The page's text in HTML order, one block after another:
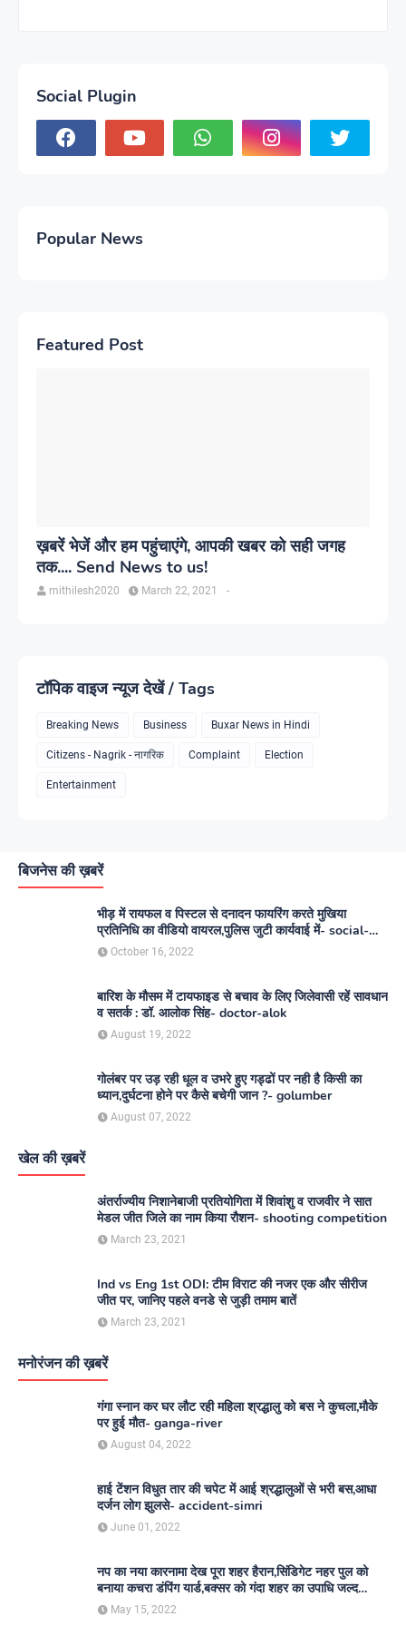
Social Plugin
Popular News
Featured Post
ख़बरें भेजें और हम पहुंचाएंगे, आपकी खबर को सही जगह
तक.... Send News to us!
mithilesh2020 -
March 22, 2021
टॉपिक वाइज न्यूज देखें / Tags
Breaking News Business Buxar News in Hindi
Citizens - Nagrik - नागरिक Complaint Election
Entertainment
बिजनेस की ख़बरें
भीड़ में रायफल व पिस्टल से दनादन फायरिंग करते मुखिया
प्रतिनिधि का वीडियो वायरल,पुलिस जुटी कार्यवाई में- social-
media
October 16, 2022
बारिश के मौसम में टायफाइड से बचाव के लिए जिलेवासी रहें सावधान
व सतर्क : डॉ. आलोक सिंह- doctor-alok
August 19, 2022
गोलंबर पर उड़ रही धूल व उभरे हुए गड्ढों पर नही है किसी का
ध्यान,दुर्घटना होने पर कैसे बचेगी जान ?- golumber
August 07, 2022
खेल की ख़बरें
अंतर्राज्यीय निशानेबाजी प्रतियोगिता में शिवांशु व राजवीर ने सात
मेडल जीत जिले का नाम किया रौशन- shooting competition
March 23, 2021
Ind vs Eng 1st ODI: टीम विराट की नजर एक और सीरीज
जीत पर, जानिए पहले वनडे से जुड़ी तमाम बातें
March 23, 2021
मनोरंजन की ख़बरें
गंगा स्नान कर घर लौट रही महिला श्रद्धालु को बस ने कुचला,मौके
पर हुई मौत- ganga-river
August 04, 2022
हाई टेंशन विधुत तार की चपेट में आई श्रद्धालुओं से भरी बस,आधा
दर्जन लोग झुलसे- accident-simri
June 01, 2022
नप का नया कारनामा देख पूरा शहर हैरान,सिंडिगेट नहर पुल को
बनाया कचरा डंपिंग यार्ड,बक्सर को गंदा शहर का उपाधि जल्द
दिलाएगा नगर परिषद- nagar-parishad
May 15, 2022